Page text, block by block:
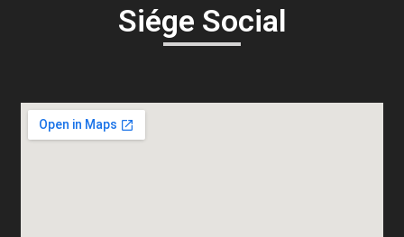
Siége Social